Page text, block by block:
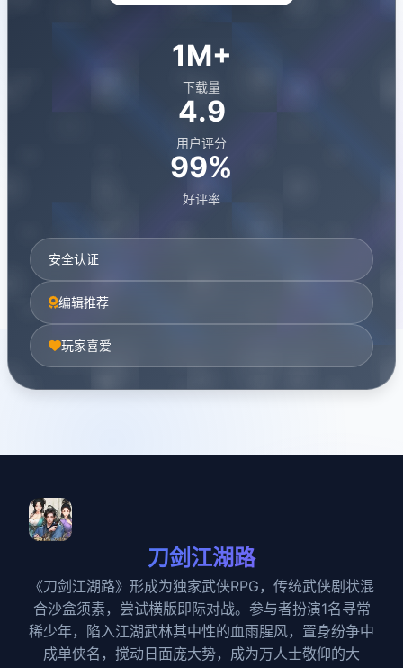
1M+
下载量
4.9
用户评分
99%
好评率
安全认证
编辑推荐
玩家喜爱
刀剑江湖路
《刀剑江湖路》形成为独家武侠RPG，传统武侠剧状混
合沙盒须素，尝试横版即际对战。参与者扮演1名寻常
稀少年，陷入江湖武林其中性的血雨腥风，置身纷争中
成单侠名，搅动日面庞大势，成为万人士敬仰的大